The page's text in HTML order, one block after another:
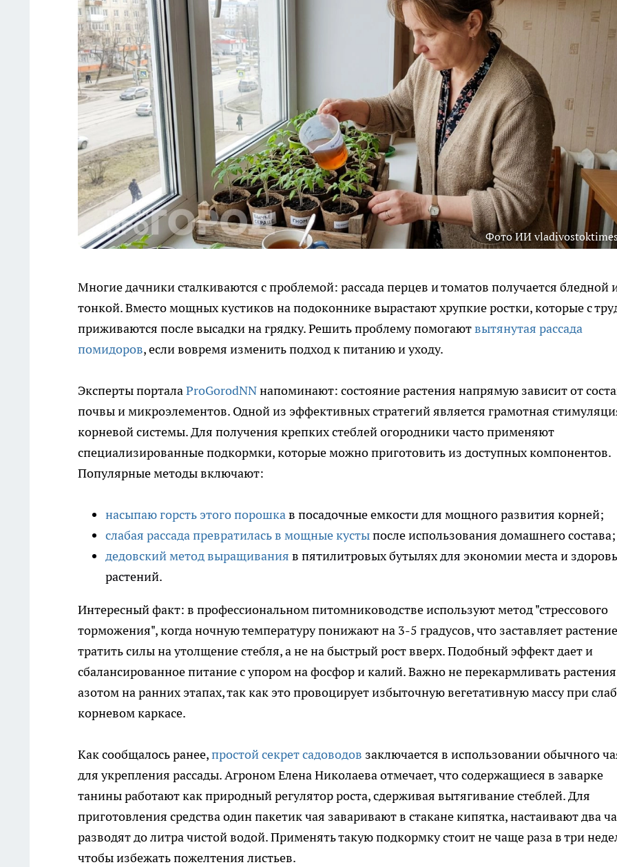
Фото ИИ
Многие дачники сталкиваются с проблемой: рассада перцев и томатов получается бледной
тонкой. Вместо мощных кустиков на подоконнике вырастают хрупкие ростки, которые с
приживаются после высадки на грядку. Решить проблему помогаютвытянутая рассада
помидоров, если вовремя изменить подход к питанию и уходу.
Эксперты порталаProGorodNNнапоминают: состояние растения напрямую зависит от
почвы и микроэлементов. Одной из эффективных стратегий является грамотная
корневой системы. Для получения крепких стеблей огородники часто применяют
специализированные подкормки, которые можно приготовить из доступных компонентов.
Популярные методы включают:
насыпаю горсть этого порошкав посадочные емкости для мощного развития корней;
слабая рассада превратилась в мощные кустыпосле использования домашнего состава;
дедовский метод выращивания в пятилитровых бутылях для экономии места и
растений.
Интересный факт: в профессиональном питомниководстве используют метод "стрессового
торможения", когда ночную температуру понижают на 3-5 градусов, что заставляет растение
тратить силы на утолщение стебля, а не на быстрый рост вверх. Подобный эффект дает и
сбалансированное питание с упором на фосфор и калий. Важно не перекармливать растения
азотом на ранних этапах, так как это провоцирует избыточную вегетативную массу при
корневом каркасе.
Как сообщалось ранее,простой секрет садоводов заключается в использовании обычного
для укрепления рассады. Агроном Елена Николаева отмечает, что содержащиеся в заварке
танины работают как природный регулятор роста, сдерживая вытягивание стеблей. Для
приготовления средства один пакетик чая заваривают в стакане кипятка, настаивают два
разводят до литра чистой водой. Применять такую подкормку стоит не чаще раза в три
чтобы избежать пожелтения листьев.